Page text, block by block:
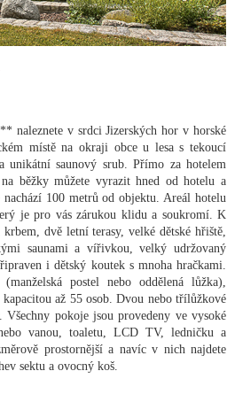
naleznete v srdci Jizerských hor v horské
místě na okraji obce u lesa s tekoucí
saunový srub. Přímo za hotelem
běžky můžete vyrazit hned od hotelu a
100 metrů od objektu. Areál hotelu
je pro vás zárukou klidu a soukromí. K
dvě letní terasy, velké dětské hřiště,
saunami a vířivkou, velký udržovaný
i dětský koutek s mnoha hračkami.
postel nebo oddělená lůžka),
až 55 osob. Dvou nebo třílůžkové
pokoje jsou provedeny ve vysoké
vanou, toaletu, LCD TV, ledničku a
prostornější a navíc v nich najdete
sektu a ovocný koš.